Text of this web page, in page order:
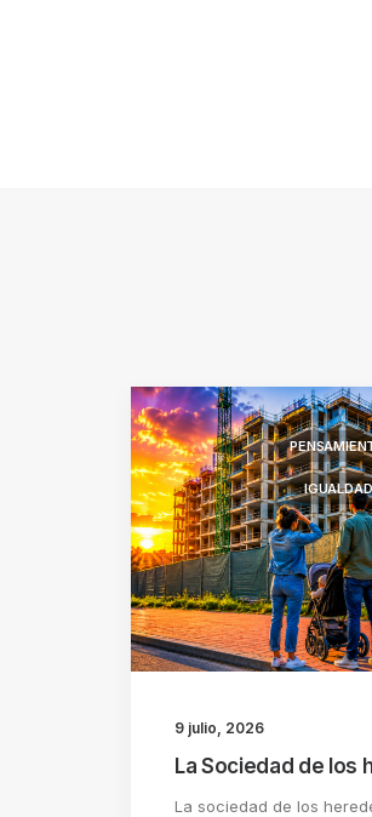
IGUALDAD
9 julio, 2026
La Sociedad de los
La sociedad de los